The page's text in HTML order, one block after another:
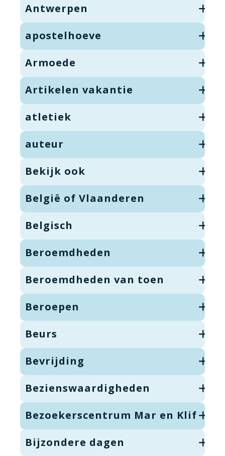
Antwerpen
apostelhoeve
Armoede
Artikelen vakantie
atletiek
auteur
Bekijk ook
België of Vlaanderen
Belgisch
Beroemdheden
Beroemdheden van toen
Beroepen
Beurs
Bevrijding
Bezienswaardigheden
Bezoekerscentrum Mar en Klif
Bijzondere dagen